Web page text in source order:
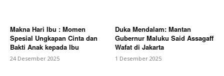
Makna Hari Ibu : Momen
Spesial Ungkapan Cinta dan
Bakti Anak kepada Ibu
24 Desember 2025
Duka Mendalam: Mantan
Gubernur Maluku Said Assagaff
Wafat di Jakarta
1 Desember 2025